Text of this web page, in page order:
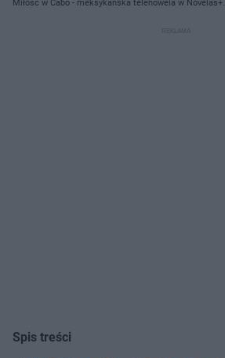
Miłośc w Cabo - meksykańska telenowela w Novelas+.
Spis treści